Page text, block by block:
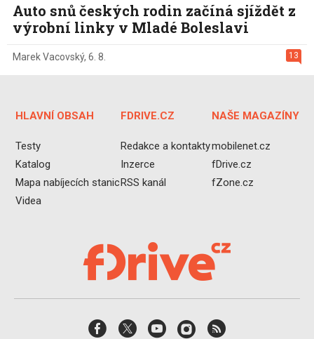
Auto snů českých rodin začíná sjíždět z
výrobní linky v Mladé Boleslavi
13
Marek Vacovský, 6. 8.
HLAVNÍ OBSAH
Testy
Katalog
Mapa nabíjecích stanic
Videa
FDRIVE.CZ
Redakce a kontakty
Inzerce
RSS kanál
NAŠE MAGAZÍNY
mobilenet.cz
fDrive.cz
fZone.cz